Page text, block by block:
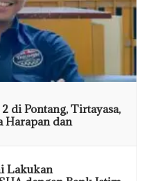
di Pontang, Tirtayasa,
Harapan dan
Lakukan